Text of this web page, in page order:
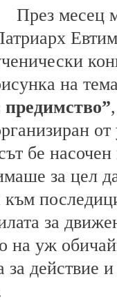
През мeсец
на
предимство”
бе насочен
за цел
за
на уж
за действие